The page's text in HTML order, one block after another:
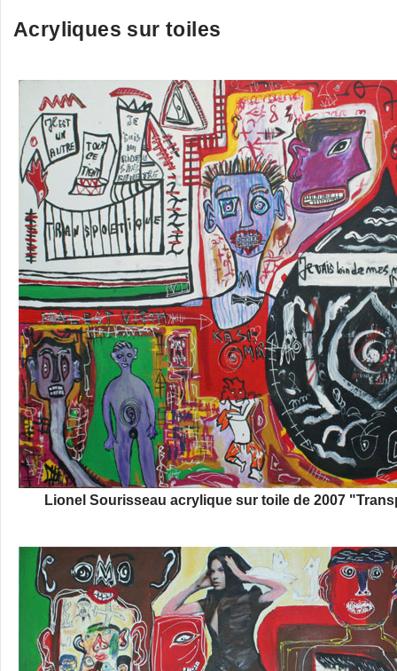
Acryliques sur toiles
Lionel Sourisseau acrylique sur toile de 2007